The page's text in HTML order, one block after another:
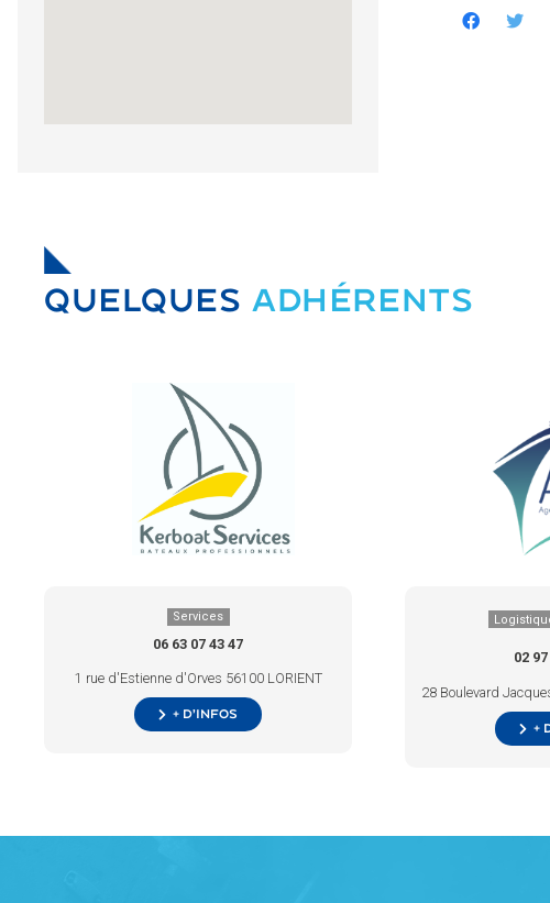
QUELQUES ADHÉRENTS
Services
06 63 07 43 47
1 rue d'Estienne d'Orves 56100 LORIENT
+ d’infos
02
28 Boulevard
+